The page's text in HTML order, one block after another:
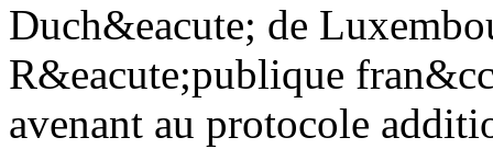
Duch&eacute; de
R&eacute;publique
avenant au protocole